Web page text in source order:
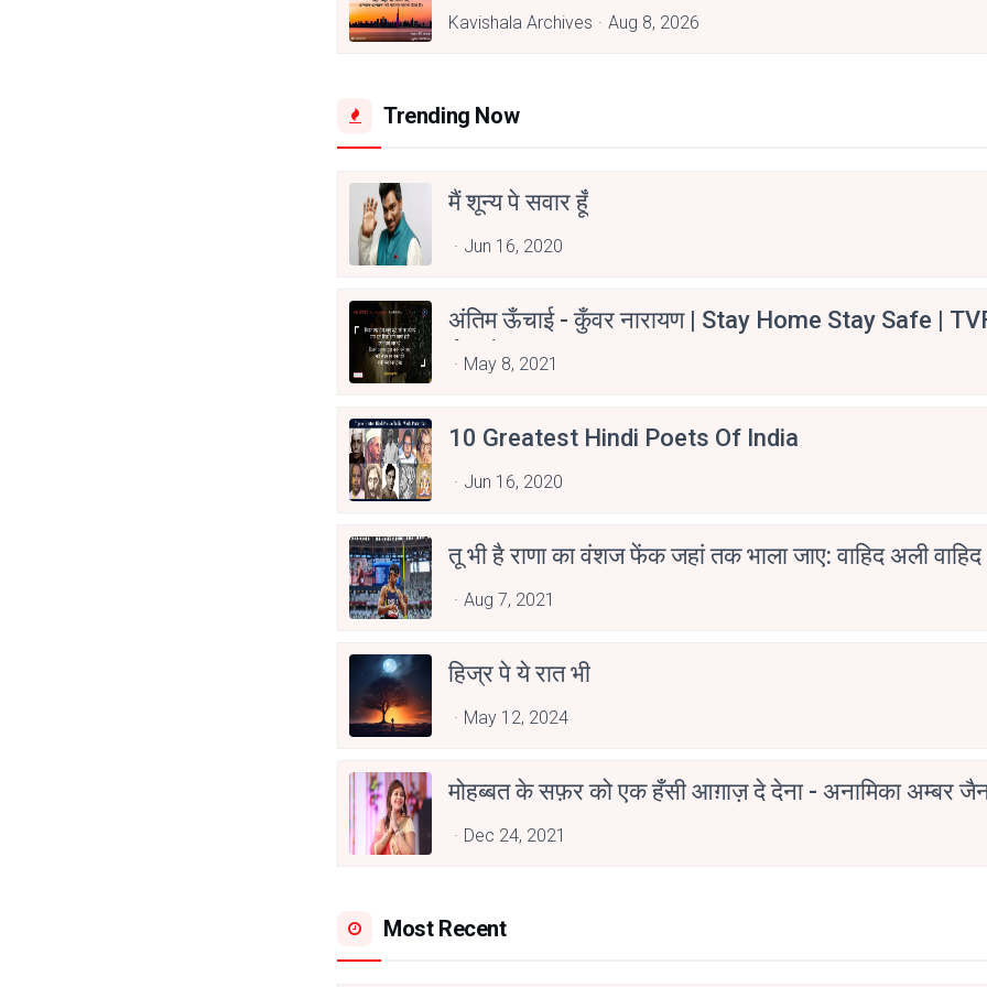
Kavishala Archives Aug 8, 2026
Trending Now
मैं शून्य पे सवार हूँ
Jun 16, 2020
अंतिम ऊँचाई - कुँवर नारायण | Stay Home Stay Safe |
Aspirants
May 8, 2021
10 Greatest Hindi Poets Of India
Jun 16, 2020
तू भी है राणा का वंशज फेंक जहां तक भाला जाए: वाहिद अली वाहिद
Aug 7, 2021
हिज्र पे ये रात भी
May 12, 2024
मोहब्बत के सफ़र को एक हँसी आग़ाज़ दे देना - अनामिका अम्बर
Dec 24, 2021
Most Recent